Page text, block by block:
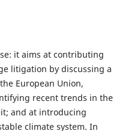
it aims at contributing
litigation by discussing a
European Union,
recent trends in the
and at introducing
climate system. In